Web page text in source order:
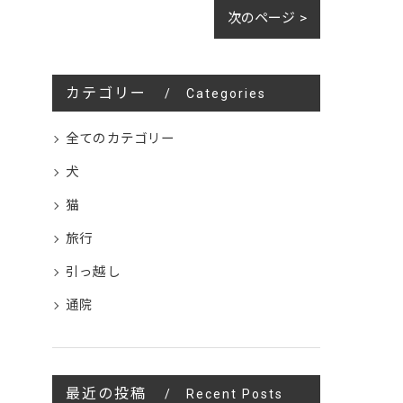
次のページ >
カテゴリー Categories
全てのカテゴリー
犬
猫
旅行
引っ越し
通院
最近の投稿 Recent Posts